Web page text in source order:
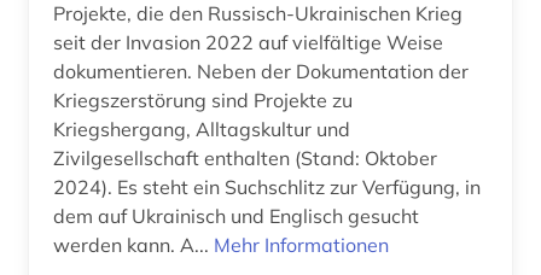
Projekte, die den Russisch-Ukrainischen Krieg
seit der Invasion 2022 auf vielfältige Weise
dokumentieren. Neben der Dokumentation der
Kriegszerstörung sind Projekte zu
Kriegshergang, Alltagskultur und
Zivilgesellschaft enthalten (Stand: Oktober
2024). Es steht ein Suchschlitz zur Verfügung, in
dem auf Ukrainisch und Englisch gesucht
werden kann. A... Mehr Informationen